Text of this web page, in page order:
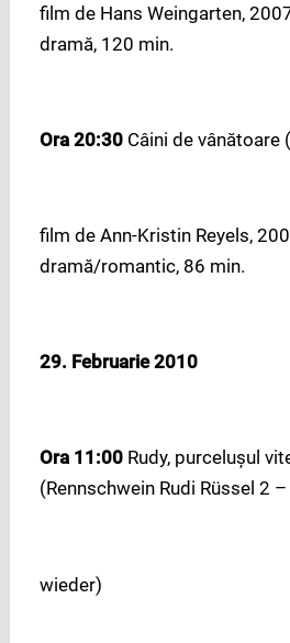
film de Hans Weingarten,
dramă, 120 min.
Ora 20:30 Câini de vânătoare
film de Ann-Kristin Reyels,
dramă/romantic, 86 min.
29. Februarie 2010
Ora 11:00 Rudy, purceluşul
(Rennschwein Rudi Rüssel 2
wieder)